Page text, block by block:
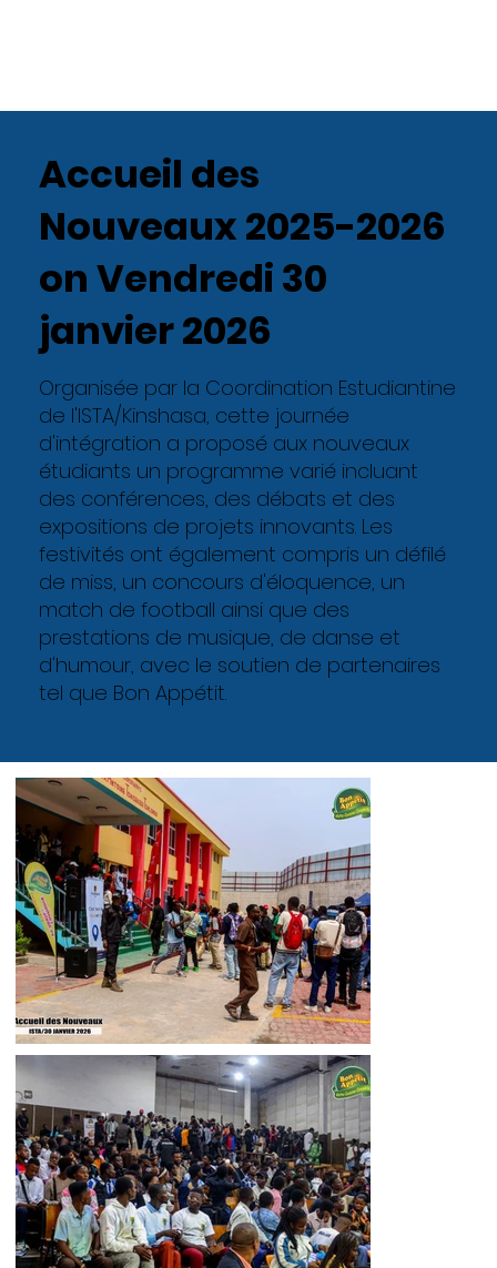
Accueil des
Nouveaux 2025-2026
on Vendredi 30
janvier 2026
Organisée par la Coordination Estudiantine
de l'ISTA/Kinshasa, cette journée
d'intégration a proposé aux nouveaux
étudiants un programme varié incluant
des conférences, des débats et des
expositions de projets innovants. Les
festivités ont également compris un défilé
de miss, un concours d'éloquence, un
match de football ainsi que des
prestations de musique, de danse et
d'humour, avec le soutien de partenaires
tel que Bon Appétit.